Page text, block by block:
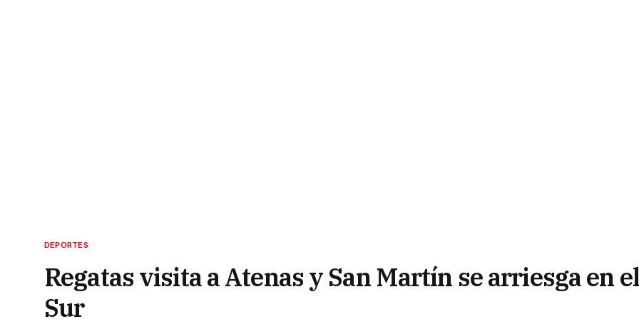
DEPORTES
Regatas visita a Atenas y San Martín se arriesga en el
Sur